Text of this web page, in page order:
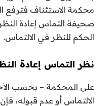
محكمة الاستئناف فترفع
صحيفة التماس إعادة
الحكم للنظر في الالتماس.
نظر التماس إعادة
على المحكمة – بحسب
الالتماس أو عدم قبوله،